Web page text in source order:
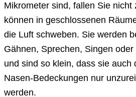
Mikrometer sind, fallen Sie nicht
können in geschlossenen
die Luft schweben. Sie werden
Gähnen, Sprechen, Singen
und sind so klein, dass sie auch
Nasen-Bedeckungen nur
werden.